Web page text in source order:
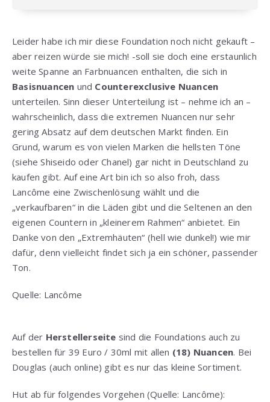
Leider habe ich mir diese Foundation noch nicht gekauft –
aber reizen würde sie mich! -soll sie doch eine erstaunlich
weite Spanne an Farbnuancen enthalten, die sich in
Basisnuancen und Counterexclusive Nuancen
unterteilen. Sinn dieser Unterteilung ist – nehme ich an –
wahrscheinlich, dass die extremen Nuancen nur sehr
gering Absatz auf dem deutschen Markt finden. Ein
Grund, warum es von vielen Marken die hellsten Töne
(siehe Shiseido oder Chanel) gar nicht in Deutschland zu
kaufen gibt. Auf eine Art bin ich so also froh, dass
Lancôme eine Zwischenlösung wählt und die
„verkaufbaren“ in die Läden gibt und die Seltenen an den
eigenen Countern in „kleinerem Rahmen“ anbietet. Ein
Danke von den „Extremhäuten“ (hell wie dunkel!) wie mir
dafür, denn vielleicht findet sich ja ein schöner, passender
Ton.
Quelle: Lancôme
Auf der Herstellerseite sind die Foundations auch zu
bestellen für 39 Euro / 30ml mit allen (18) Nuancen. Bei
Douglas (auch online) gibt es nur das kleine Sortiment.
Hut ab für folgendes Vorgehen (Quelle: Lancôme):